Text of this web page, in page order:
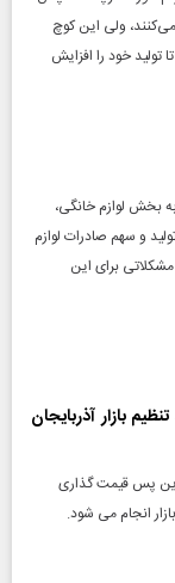
ولی این کوچ
تولید خود را افزایش
بخش لوازم خانگی،
و سهم صادرات لوازم
مشکلاتی برای این
بازار آذربایجان
پس قیمت گذاری
انجام می شود.